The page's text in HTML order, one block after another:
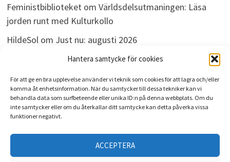
Hantera samtycke för cookies
För att ge en bra upplevelse använder vi teknik som cookies för att lagra och/eller
komma åt enhetsinformation. När du samtycker till dessa tekniker kan vi
behandla data som surfbeteende eller unika ID:n på denna webbplats. Om du
inte samtycker eller om du återkallar ditt samtycke kan detta påverka vissa
funktioner negativt.
ACCEPTERA
Feministbiblioteketom Världsdelsutmaningen: Läsa
jorden runt med Kulturkollo
HildeSolom Just nu: augusti 2026
omJust nu: augusti 2026
ARKIV